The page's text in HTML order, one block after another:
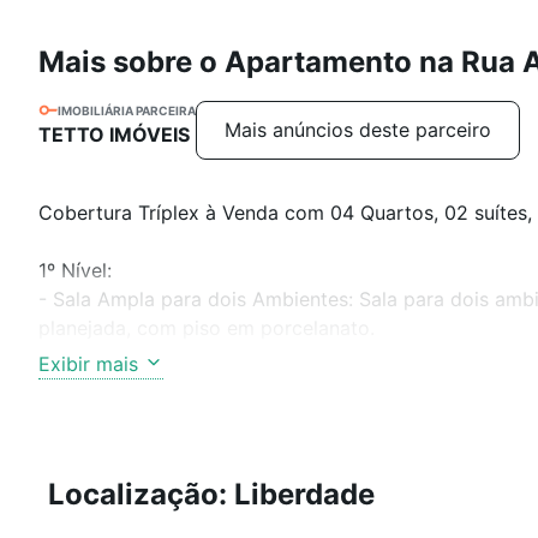
Mais sobre o Apartamento na Rua
IMOBILIÁRIA PARCEIRA
TETTO IMÓVEIS Mais anúncios deste parceiro
Cobertura Tríplex à Venda com 04 Quartos, 02
1º Nível:
- Sala Ampla para dois Ambientes: Sala para dois
- 03 Quartos com armários planejados: Quartos com
iluminação planejada; Sendo uma suíte com box em
Exibir mais
Localização: Liberdade